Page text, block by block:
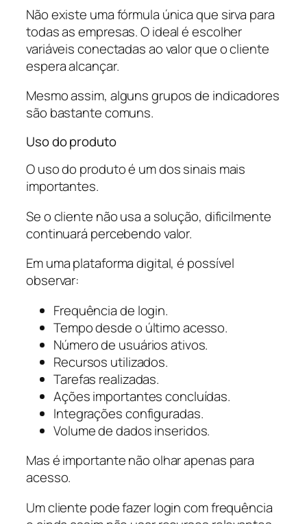
Não existe uma fórmula única que sirva para
todas as empresas. O ideal é escolher
variáveis conectadas ao valor que o cliente
espera alcançar.
Mesmo assim, alguns grupos de indicadores
são bastante comuns.
Uso do produto
O uso do produto é um dos sinais mais
importantes.
Se o cliente não usa a solução, dificilmente
continuará percebendo valor.
Em uma plataforma digital, é possível
observar:
Frequência de login.
Tempo desde o último acesso.
Número de usuários ativos.
Recursos utilizados.
Tarefas realizadas.
Ações importantes concluídas.
Integrações configuradas.
Volume de dados inseridos.
Mas é importante não olhar apenas para
acesso.
Um cliente pode fazer login com frequência